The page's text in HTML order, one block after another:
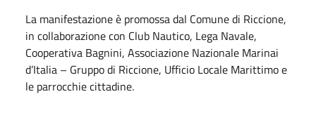
La manifestazione è promossa dal Comune di Riccione,
in collaborazione con Club Nautico, Lega Navale,
Cooperativa Bagnini, Associazione Nazionale Marinai
d’Italia – Gruppo di Riccione, Ufficio Locale Marittimo e
le parrocchie cittadine.